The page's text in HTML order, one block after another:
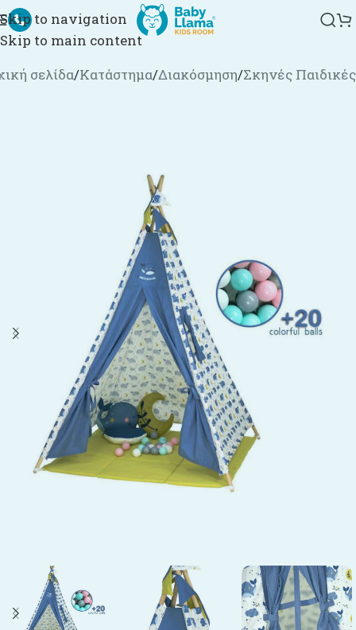
Skip to navigation
Skip to main content
σελίδα/Κατάστημα/Διακόσμηση/Σκηνές Παιδικές